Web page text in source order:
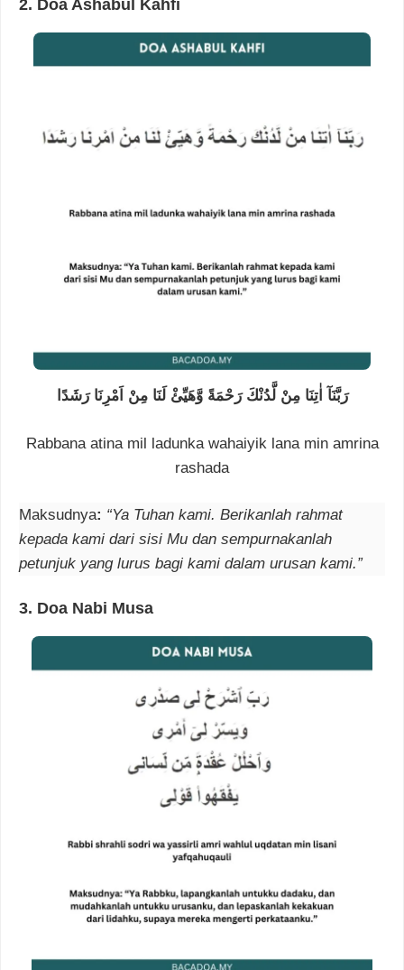
2. Doa Ashabul Kahfi
رَبَّنَآ اٰتِنَا مِنْ لَّدُنْكَ رَحْمَةً وَّهَيِّئْ لَنَا مِنْ اَمْرِنَا رَشَدًا
Rabbana atina mil ladunka wahaiyik lana min amrina
rashada
Maksudnya: “Ya Tuhan kami. Berikanlah rahmat
kepada kami dari sisi Mu dan sempurnakanlah
petunjuk yang lurus bagi kami dalam urusan kami.”
3. Doa Nabi Musa